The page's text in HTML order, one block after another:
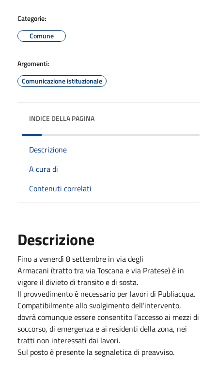
Categorie:
Comune
Argomenti:
Comunicazione istituzionale
INDICE DELLA PAGINA
Descrizione
A cura di
Contenuti correlati
Descrizione
Fino a venerdì 8 settembre in via degli
Armacani (tratto tra via Toscana e via Pratese) è in
vigore il divieto di transito e di sosta.
Il provvedimento è necessario per lavori di Publiacqua.
Compatibilmente allo svolgimento dell’intervento,
dovrà comunque essere consentito l’accesso ai mezzi di
soccorso, di emergenza e ai residenti della zona, nei
tratti non interessati dai lavori.
Sul posto è presente la segnaletica di preavviso.